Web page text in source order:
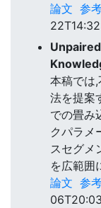
論文 参
本稿では
法を提案
での畳み
クパラメ
スセグメ
を広範囲
論文 参